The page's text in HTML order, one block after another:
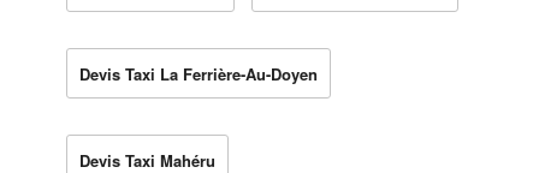
Devis Taxi La Ferrière-Au-Doyen
Devis Taxi Mahéru